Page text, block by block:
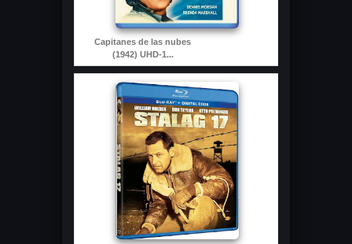
Capitanes de las nubes
(1942) UHD-1...